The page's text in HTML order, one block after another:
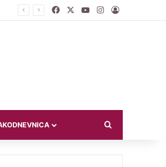
FacebookYouTubeInstagram
Log In